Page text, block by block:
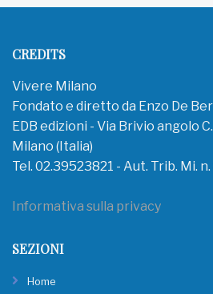
CREDITS
Vivere Milano
Fondato e diretto da Enzo De
EDB edizioni - Via Brivio angolo
Milano (Italia)
Tel. 02.39523821 - Aut. Trib. Mi.
Informativa sulla privacy
SEZIONI
Home